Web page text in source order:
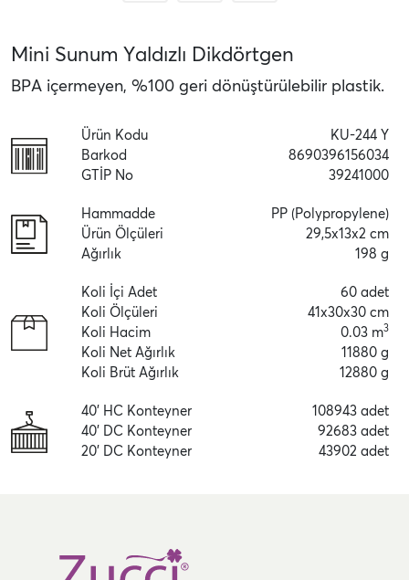
Mini Sunum Yaldızlı Dikdörtgen
BPA içermeyen, %100 geri dönüştürülebilir plastik.
Ürün Kodu
Barkod
GTİP No
KU-244 Y
8690396156034
39241000
Hammadde
Ürün Ölçüleri
Ağırlık
PP (Polypropylene)
29,5x13x2 cm
198 g
Koli İçi Adet
Koli Ölçüleri
Koli Hacim
Koli Net Ağırlık
Koli Brüt Ağırlık
60 adet
41x30x30 cm
0.03 m3
11880 g
12880 g
40' HC Konteyner
40' DC Konteyner
20' DC Konteyner
108943 adet
92683 adet
43902 adet